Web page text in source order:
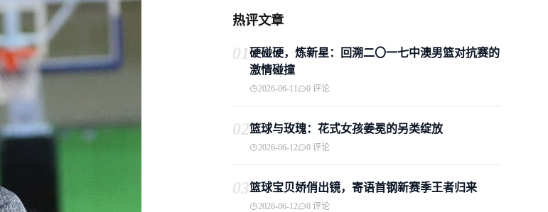
热评文章
01硬碰硬，炼新星：回溯二〇一七中澳男篮对抗赛的
激情碰撞
2026-06-11 0 评论
02篮球与玫瑰：花式女孩姜冕的另类绽放
2026-06-12 0 评论
03篮球宝贝娇俏出镜，寄语首钢新赛季王者归来
2026-06-12 0 评论